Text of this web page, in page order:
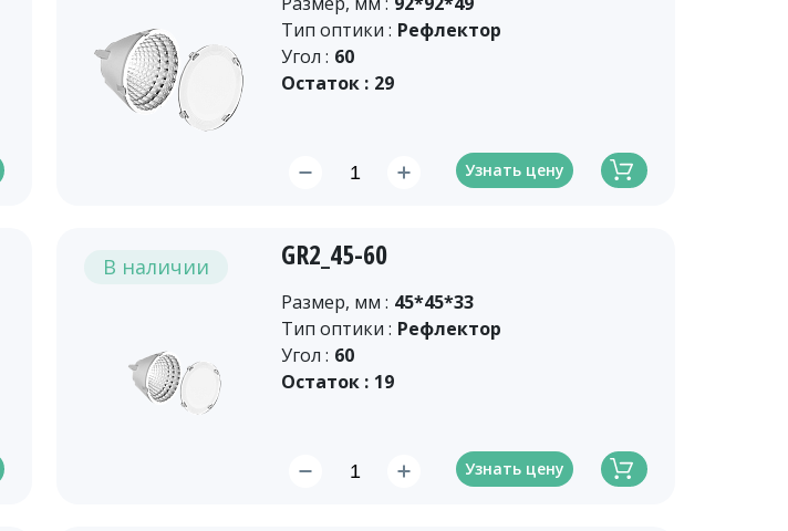
Тип оптики : Рефлектор
Угол : 60
Остаток : 29
Узнать цену
В наличии GR2_45-60
Размер, мм : 45*45*33
Тип оптики : Рефлектор
Угол : 60
Остаток : 19
Узнать цену